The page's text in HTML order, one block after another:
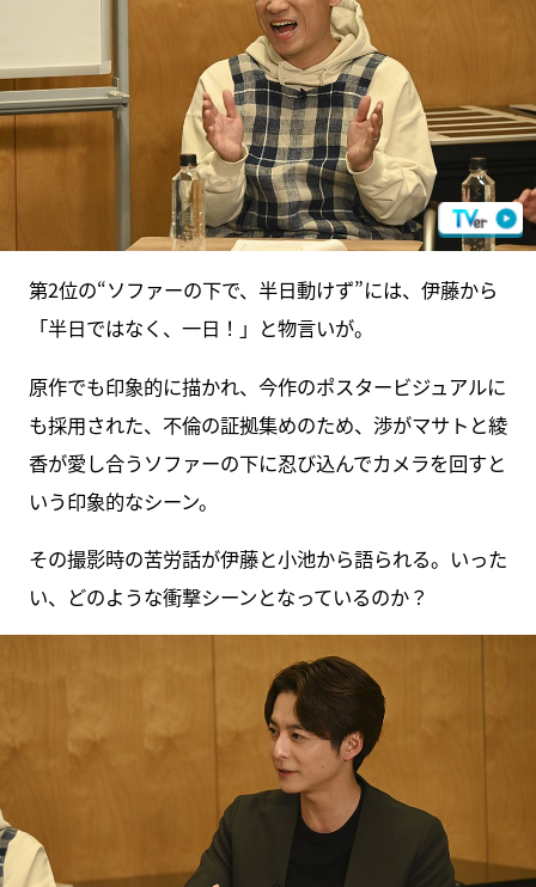
第2位の“ソファーの下で、半日動けず”には、伊藤から
「半日ではなく、一日！」と物言いが。
原作でも印象的に描かれ、今作のポスタービジュアルに
も採用された、不倫の証拠集めのため、渉がマサトと綾
香が愛し合うソファーの下に忍び込んでカメラを回すと
いう印象的なシーン。
その撮影時の苦労話が伊藤と小池から語られる。いった
い、どのような衝撃シーンとなっているのか？